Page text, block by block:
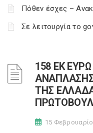
Πόθεν έσχες –
Σε λειτουργία το
158 ΕΚ
ΑΝΑΠΛΑΣΗΣ
ΤΗΣ
15